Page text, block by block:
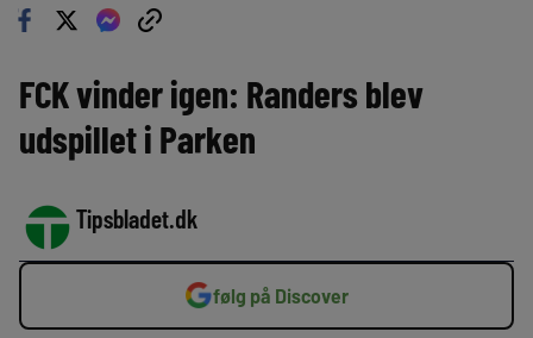
FCK vinder igen: Randers blev
udspillet i Parken
Tipsbladet.dk
følg på Discover